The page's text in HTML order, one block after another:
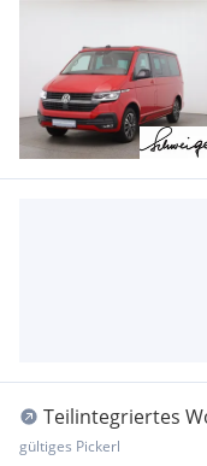
Teilintegriertes
Coast Comfortline
gültiges Pickerl